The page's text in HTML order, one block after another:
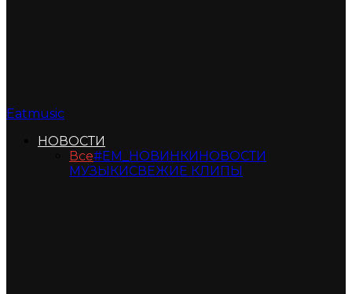
Eatmusic
НОВОСТИ
Все#ЕМ_НОВИНКИНОВОСТИ
МУЗЫКИСВЕЖИЕ КЛИПЫ